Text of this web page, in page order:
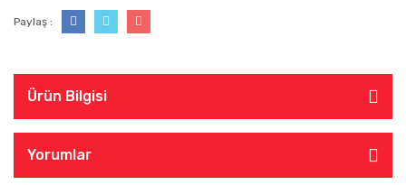
Paylaş :
Ürün Bilgisi
Yorumlar